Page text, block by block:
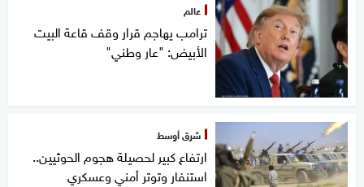
عالم
ترامب يهاجم قرار وقف قاعة البيت
الأبيض: "عار وطني"
شرق أوسط
ارتفاع كبير لحصيلة هجوم الحوثيين..
استنفار وتوتر أمني وعسكري